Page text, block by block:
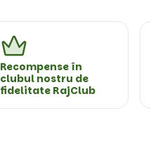
Recompense în
clubul nostru de
fidelitate RajClub